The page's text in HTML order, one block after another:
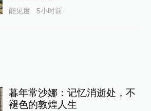
能见度 5小时前
暮年常沙娜：记忆消逝处，不
褪色的敦煌人生